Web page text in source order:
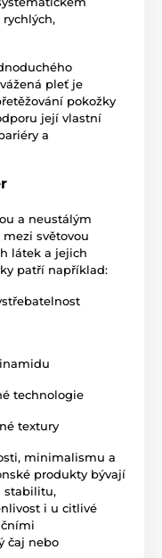
pleť je
pokožky
její vlastní
a
a neustálým
světovou
látek a jejich
patří například:
technologie
textury
minimalismu a
produkty bývají
stabilitu,
i u citlivé
čaj nebo